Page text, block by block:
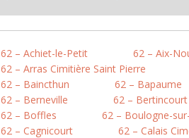
62 – Achiet-le-Petit 62 – Aix-
62 – Arras Cimitière Saint Pierre
62 – Baincthun
62 – Bapaume
62 – Berneville
62 – Bertincourt
62 – Boffles
62 – Boulogne-
62 – Cagnicourt
62 – Calais